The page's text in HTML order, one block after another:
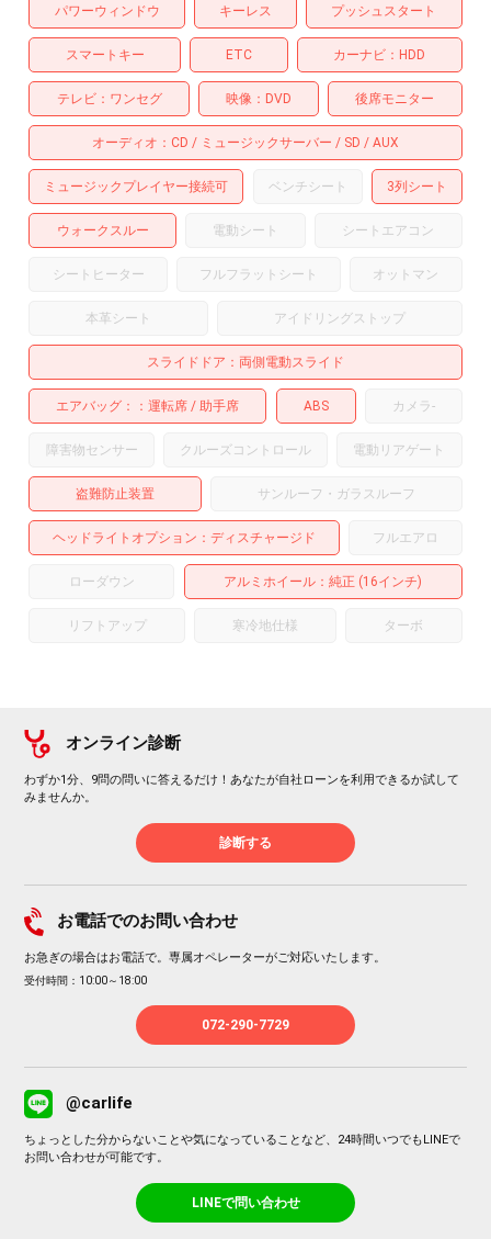
パワーウィンドウ キーレス プッシュスタート
スマートキー ETC カーナビ HDD
テレビ ワンセグ 映像 DVD 後席モニター
オーディオ CD ミュージックサーバー SD AUX
ミュージックプレイヤー接続可 ベンチシート 3列シート
ウォークスルー 電動シート シートエアコン
シートヒーター フルフラットシート オットマン
本革シート アイドリングストップ
スライドドア 両側電動スライド
エアバッグ： 運転席 助手席 ABS カメラ-
障害物センサー クルーズコントロール 電動リアゲート
盗難防止装置 サンルーフ・ガラスルーフ
ヘッドライトオプション ディスチャージド フルエアロ
ローダウン アルミホイール ：純正 (16インチ)
リフトアップ 寒冷地仕様 ターボ
オンライン診断
わずか1分、9問の問いに答えるだけ！あなたが自社ローンを利用できるか試して
みませんか。
診断する
お電話でのお問い合わせ
お急ぎの場合はお電話で。専属オペレーターがご対応いたします。
受付時間：10:00～18:00
072-290-7729
@carlife
ちょっとした分からないことや気になっていることなど、24時間いつでもLINEで
お問い合わせが可能です。
LINEで問い合わせ